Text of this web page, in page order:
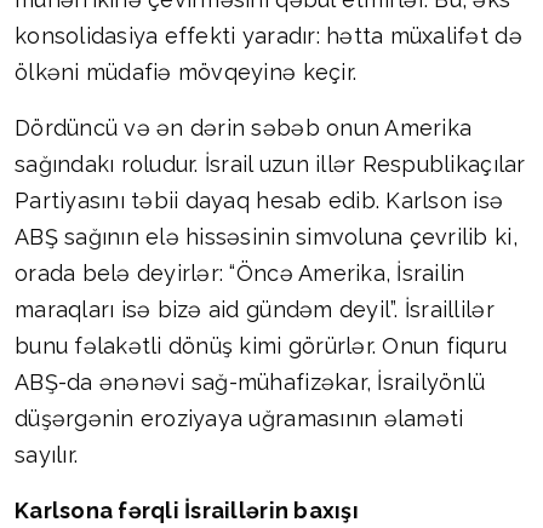
konsolidasiya effekti yaradır: hətta müxalifət də
ölkəni müdafiə mövqeyinə keçir.
Dördüncü və ən dərin səbəb onun Amerika
sağındakı roludur. İsrail uzun illər Respublikaçılar
Partiyasını təbii dayaq hesab edib. Karlson isə
ABŞ sağının elə hissəsinin simvoluna çevrilib ki,
orada belə deyirlər: “Öncə Amerika, İsrailin
maraqları isə bizə aid gündəm deyil”. İsraillilər
bunu fəlakətli dönüş kimi görürlər. Onun fiquru
ABŞ-da ənənəvi sağ-mühafizəkar, İsrailyönlü
düşərgənin eroziyaya uğramasının əlaməti
sayılır.
Karlsona fərqli İsraillərin baxışı